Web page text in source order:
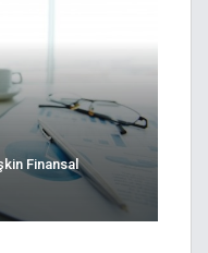
Finansal